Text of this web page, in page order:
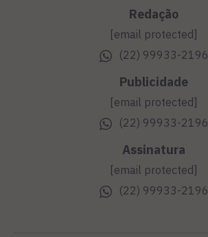
Redação
[email protected]
(22) 99933-2196
Publicidade
[email protected]
(22) 99933-2196
Assinatura
[email protected]
(22) 99933-2196